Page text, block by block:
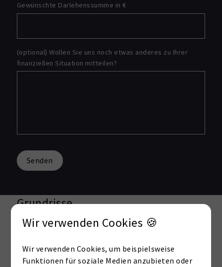
Gewünschte Darlehenssumme in €
(optional) Wollen Sie uns noch etwas anderes zu Ihrer
finanziellen Situation mitteilen?
Senden
Grundrisse
Wir verwenden Cookies 🍪
Wir verwenden Cookies, um beispielsweise
Funktionen für soziale Medien anzubieten oder